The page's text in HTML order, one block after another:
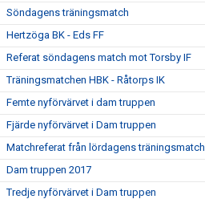
Söndagens träningsmatch
Hertzöga BK - Eds FF
Referat söndagens match mot Torsby IF
Träningsmatchen HBK - Råtorps IK
Femte nyförvärvet i dam truppen
Fjärde nyförvärvet i Dam truppen
Matchreferat från lördagens träningsmatch
Dam truppen 2017
Tredje nyförvärvet i Dam truppen